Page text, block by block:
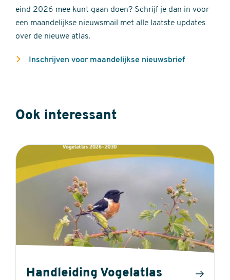
eind 2026 mee kunt gaan doen? Schrijf je dan in voor
een maandelijkse nieuwsmail met alle laatste updates
over de nieuwe atlas.
Inschrijven voor maandelijkse nieuwsbrief
Ook interessant
Handleiding Vogelatlas